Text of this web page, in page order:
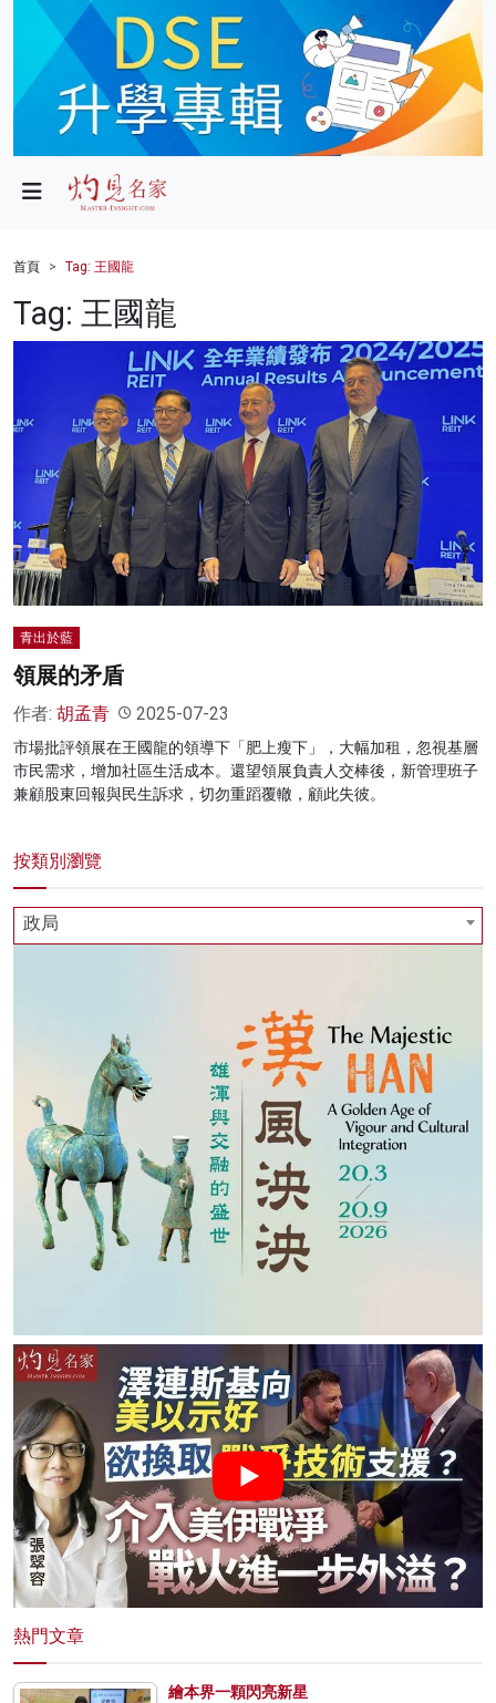
政局
財經
健康
科技
影片
名家榜
灼見活動
首頁 Tag: 王國龍
Tag: 王國龍
青出於藍
領展的矛盾
作者: 胡孟青 2025-07-23
市場批評領展在王國龍的領導下「肥上瘦下」，大幅加租，忽視基層
市民需求，增加社區生活成本。還望領展負責人交棒後，新管理班子
兼顧股東回報與民生訴求，切勿重蹈覆轍，顧此失彼。
按類別瀏覽
政局
熱門文章
繪本界一顆閃亮新星